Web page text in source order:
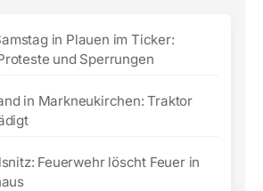
in Plauen im Ticker:
und Sperrungen
in Markneukirchen: Traktor
Feuerwehr löscht Feuer in